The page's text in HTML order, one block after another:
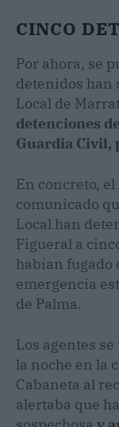
CINCO
Por ahora, se
detenidos han
Local de
detenciones
Guardia Civil,
En concreto,
comunicado
Local han
Figueral a
habían fugado
emergencia
de Palma.
Los agentes
la noche en la
Cabaneta al
alertaba que